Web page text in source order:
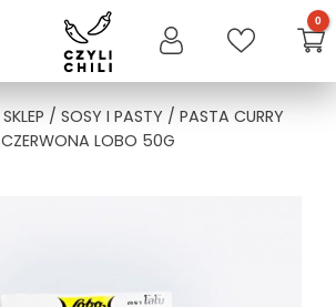
SKLEP / SOSY I PASTY / PASTA CURRY
CZERWONA LOBO 50G